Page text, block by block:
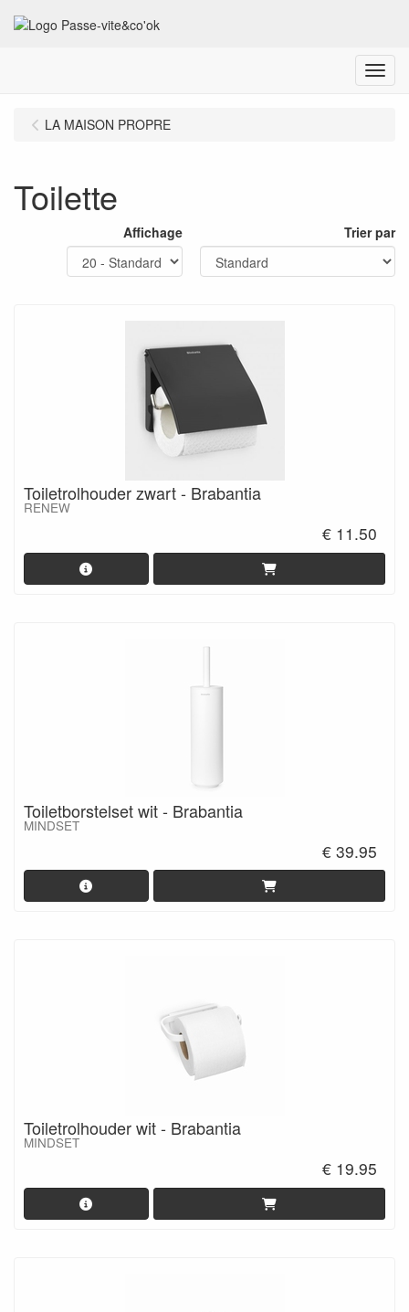
Menu
LA MAISON PROPRE
Toilette
Affichage Trier par
Toiletrolhouder zwart - Brabantia
RENEW
€ 11.50
Toiletborstelset wit - Brabantia
MINDSET
€ 39.95
Toiletrolhouder wit - Brabantia
MINDSET
€ 19.95